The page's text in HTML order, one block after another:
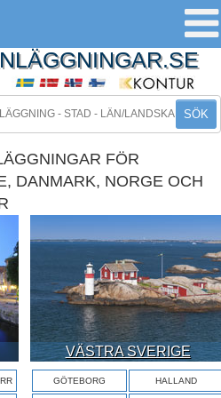
SÖK
FÖR
DANMARK, NORGE OCH
VÄSTRA SVERIGE
GÖTEBORG HALLAND